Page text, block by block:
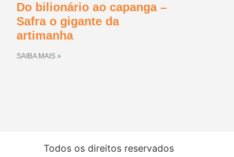
Do bilionário ao capanga –
Safra o gigante da
artimanha
SAIBA MAIS »
Todos os direitos reservados